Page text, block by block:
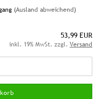
(Ausland abweichend)
53,99 EUR
inkl. 19% MwSt. zzgl. Versand